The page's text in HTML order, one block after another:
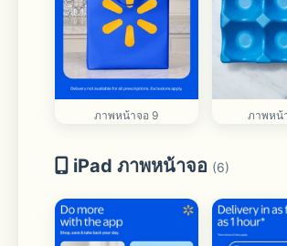
ภาพหน้าจอ 9 ภาพหน้
iPad ภาพหน้าจอ (6)